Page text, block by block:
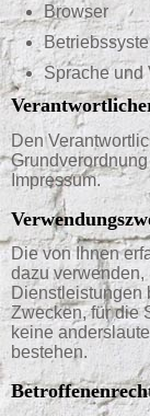
Browser
Sprache und
Den
Impressum.
Die von Ihnen
dazu
Dienstleistungen
Zwecken, für die
keine
bestehen.